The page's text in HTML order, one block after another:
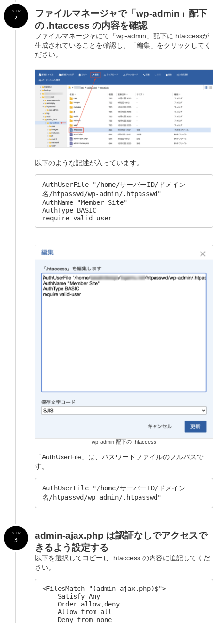
ファイルマネージャで「 wp-admin」配下
の .htaccess の内容を確認
ファイルマネージャにて「wp-admin」配下に.htaccessが
生成されていることを確認し、「編集」をクリックしてく
ださい。
以下のような記述が入っています。
AuthUserFile "/home/サーバーID/ドメイン
名/htpasswd/wp-admin/.htpasswd"
AuthName "Member Site"
AuthType BASIC
require valid-user
wp-admin 配下の .htaccess
「AuthUserFile」は、パスワードファイルのフルパスで
す。
AuthUserFile "/home/サーバーID/ドメイン
名/htpasswd/wp-admin/.htpasswd"
STEP
2
admin-ajax.php は認証なしでアクセスで
きるよう設定する
以下を選択してコピーし .htaccess の内容に追記してくだ
さい。
<FilesMatch "(admin-ajax.php)$">
    Order allow,deny
    Allow from all
STEP
3